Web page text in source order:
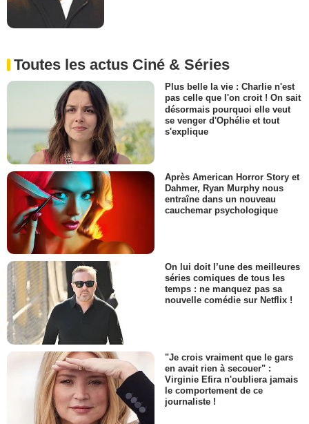
Toutes les actus Ciné & Séries
Plus belle la vie : Charlie n'est
pas celle que l'on croit ! On sait
désormais pourquoi elle veut
se venger d'Ophélie et tout
s'explique
Après American Horror Story et
Dahmer, Ryan Murphy nous
entraîne dans un nouveau
cauchemar psychologique
On lui doit l’une des meilleures
séries comiques de tous les
temps : ne manquez pas sa
nouvelle comédie sur Netflix !
"Je crois vraiment que le gars
en avait rien à secouer" :
Virginie Efira n'oubliera jamais
le comportement de ce
journaliste !